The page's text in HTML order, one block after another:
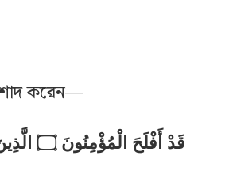
করেন—
قَدْ